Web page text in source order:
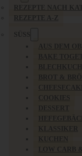
REZEPTE NACH
REZEPTE A-Z
SÜSS